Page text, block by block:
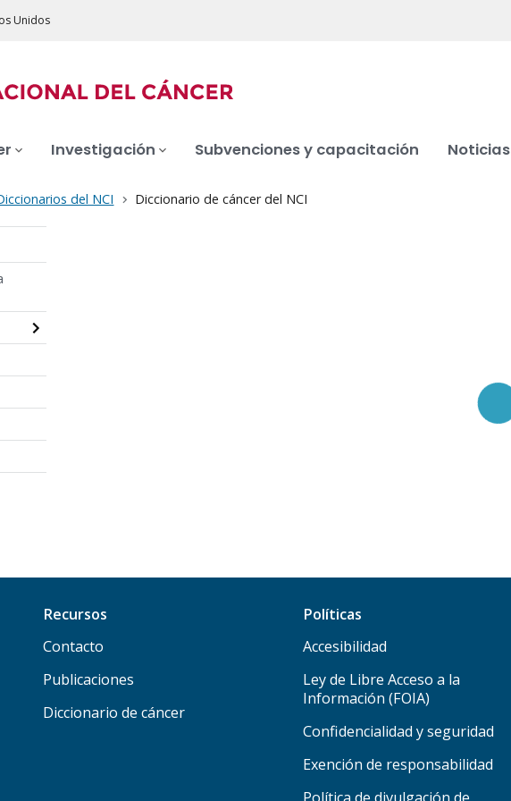
Unidos
Investigación Subvenciones y capacitación Noticias
del NCI Diccionario de cáncer del NCI
Recursos
Contacto
Publicaciones
Diccionario de cáncer
Políticas
Accesibilidad
Ley de Libre Acceso a la
Información (FOIA)
Confidencialidad y seguridad
Exención de responsabilidad